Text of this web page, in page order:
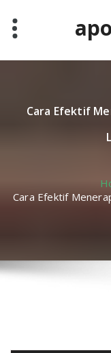
content
Cara Efektif
Cara Efektif